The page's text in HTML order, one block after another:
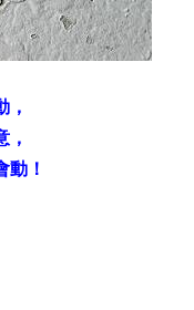
，
，
動！